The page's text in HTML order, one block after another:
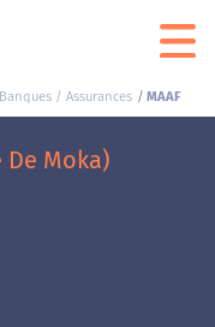
Banques / Assurances MAAF
De Moka)